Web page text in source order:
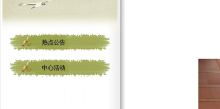
热点公告
中心活动